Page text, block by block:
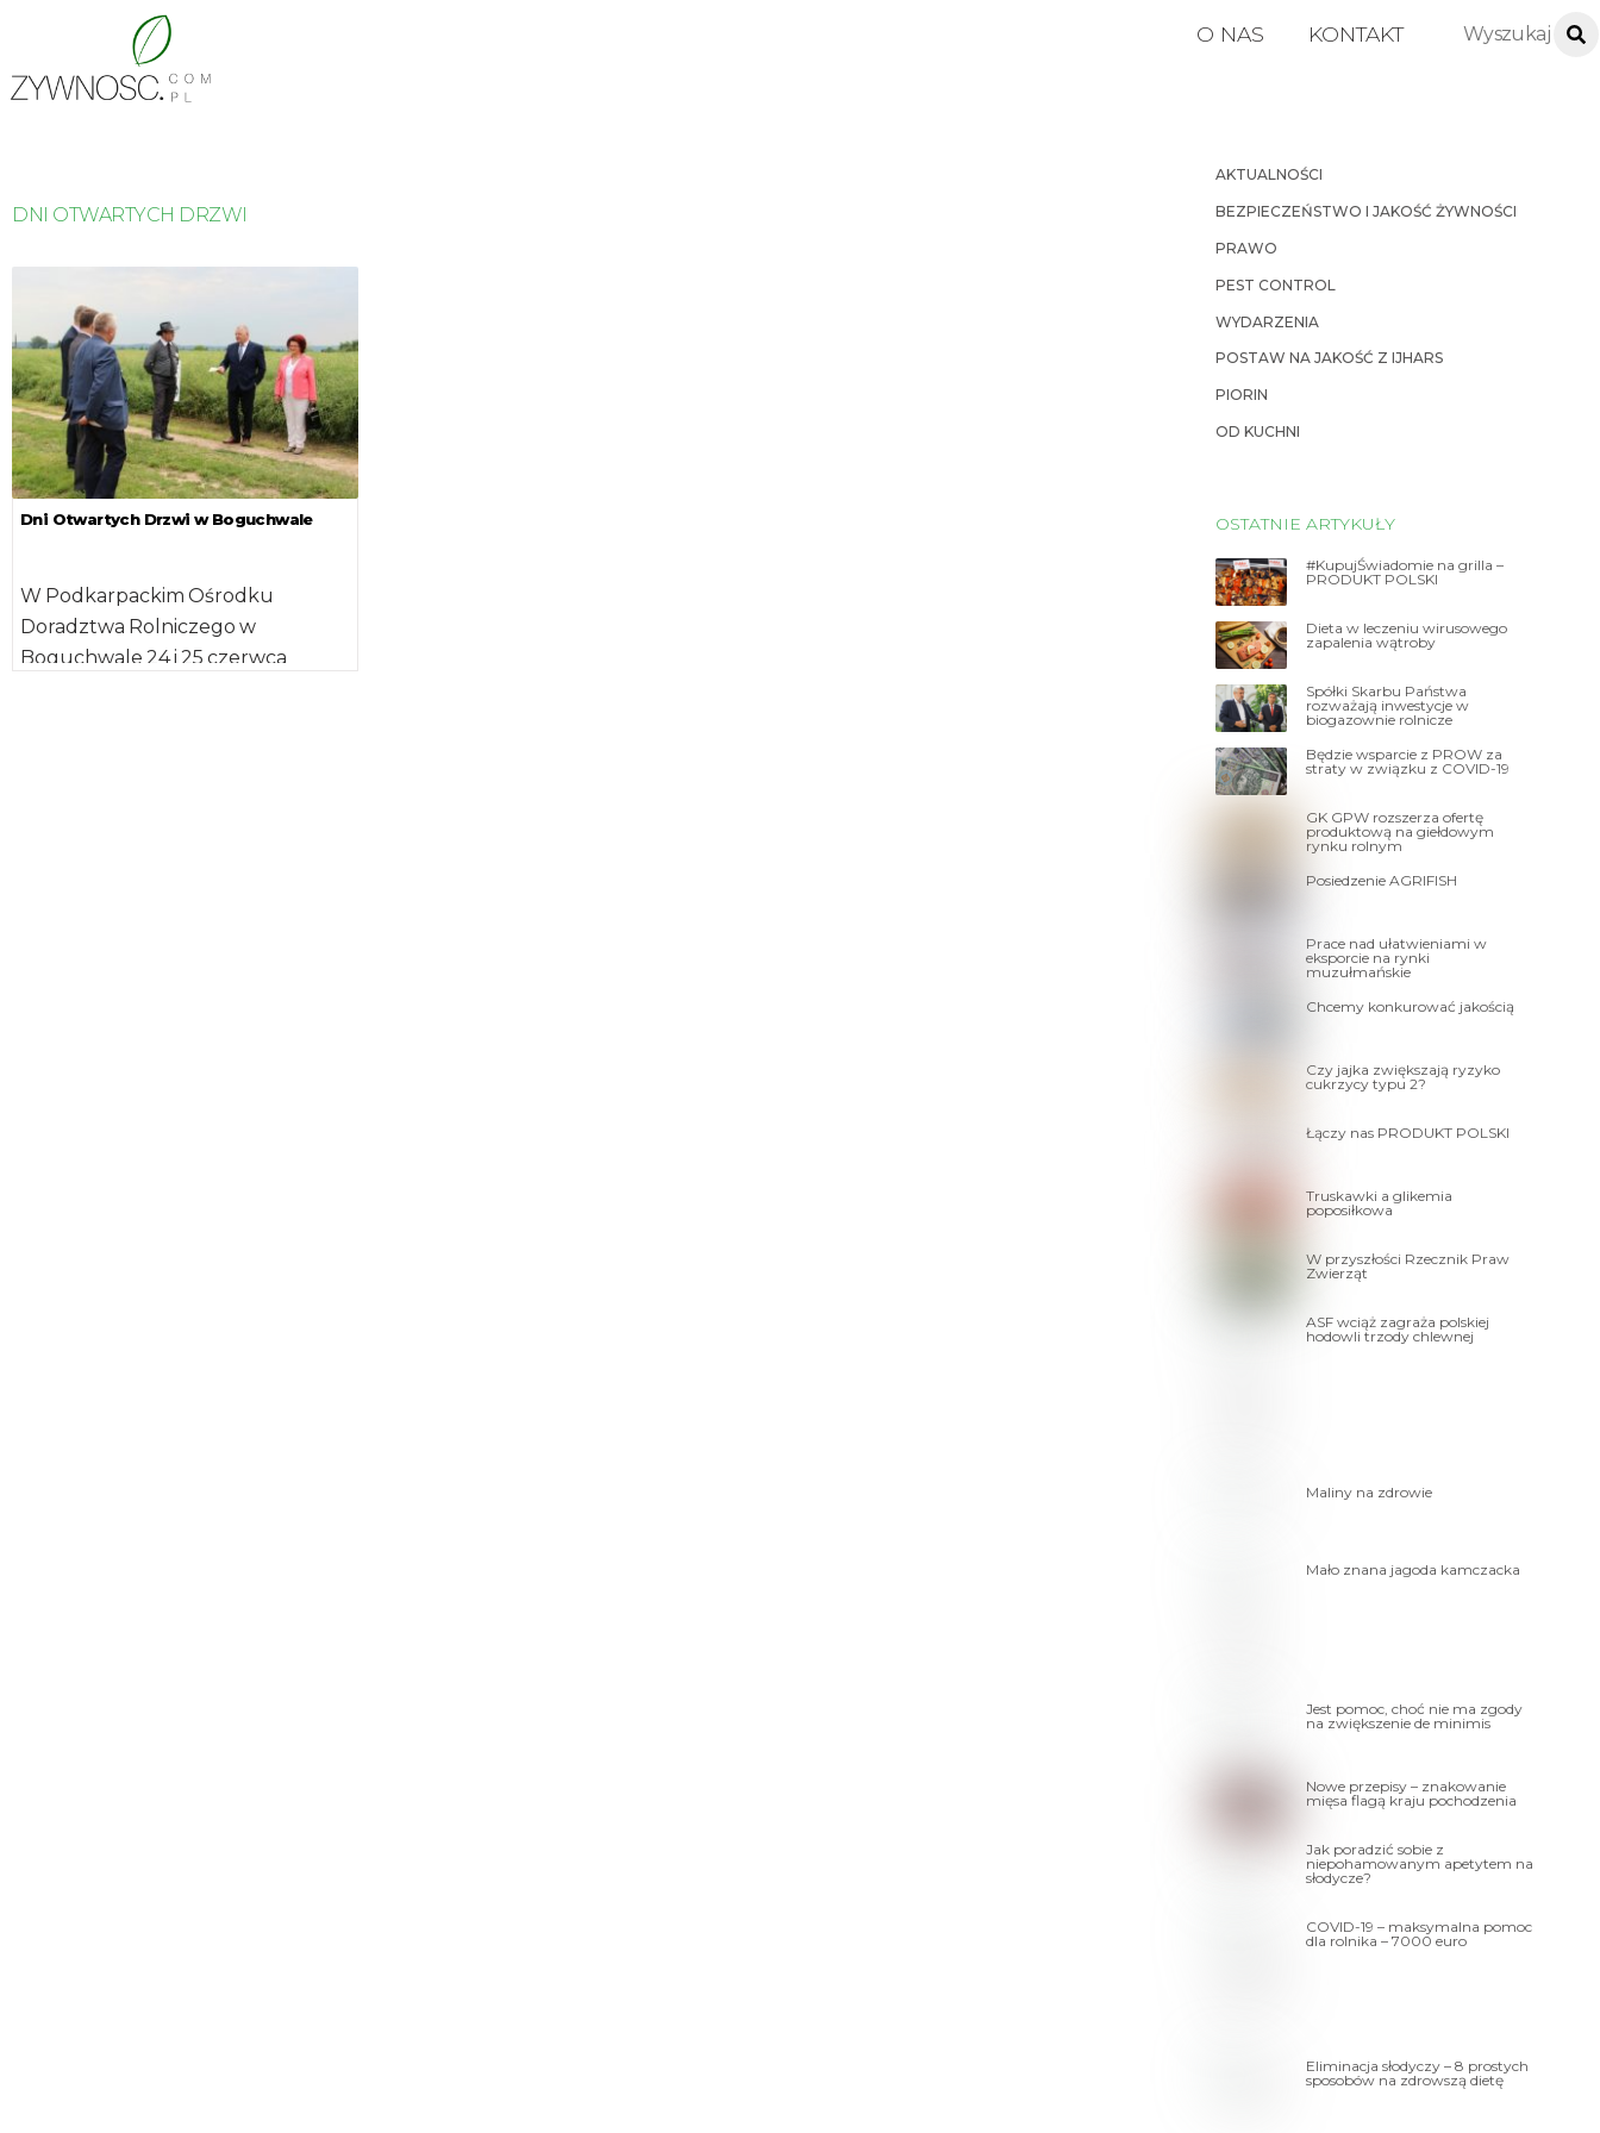
O NAS KONTAKT
DNI OTWARTYCH DRZWI
Dni Otwartych Drzwi w Boguchwale
W Podkarpackim Ośrodku
Doradztwa Rolniczego w
Boguchwale 24 i 25 czerwca
AKTUALNOŚCI
BEZPIECZEŃSTWO I JAKOŚĆ ŻYWNOŚCI
PRAWO
PEST CONTROL
WYDARZENIA
POSTAW NA JAKOŚĆ Z IJHARS
PIORIN
OD KUCHNI
OSTATNIE ARTYKUŁY
#KupujŚwiadomie na grilla –
PRODUKT POLSKI
Dieta w leczeniu wirusowego
zapalenia wątroby
Spółki Skarbu Państwa
rozważają inwestycje w
biogazownie rolnicze
Będzie wsparcie z PROW za
straty w związku z COVID-19
GK GPW rozszerza ofertę
produktową na giełdowym
rynku rolnym
Posiedzenie AGRIFISH
Prace nad ułatwieniami w
eksporcie na rynki
muzułmańskie
Chcemy konkurować jakością
Czy jajka zwiększają ryzyko
cukrzycy typu 2?
Łączy nas PRODUKT POLSKI
Truskawki a glikemia
poposiłkowa
W przyszłości Rzecznik Praw
Zwierząt
ASF wciąż zagraża polskiej
hodowli trzody chlewnej
Maliny na zdrowie
Mało znana jagoda kamczacka
Jest pomoc, choć nie ma zgody
na zwiększenie de minimis
Nowe przepisy – znakowanie
mięsa flagą kraju pochodzenia
Jak poradzić sobie z
niepohamowanym apetytem na
słodycze?
COVID-19 – maksymalna pomoc
dla rolnika – 7000 euro
Eliminacja słodyczy – 8 prostych
sposobów na zdrowszą dietę